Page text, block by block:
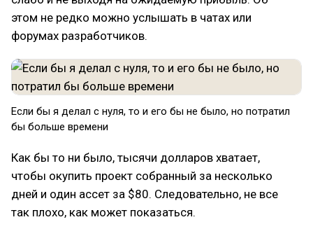
этом не редко можно услышать в чатах или
форумах разработчиков.
Если бы я делал с нуля, то и его бы не было, но потратил
бы больше времени
Как бы то ни было, тысячи долларов хватает,
чтобы окупить проект собранный за несколько
дней и один ассет за $80. Следовательно, не все
так плохо, как может показаться.